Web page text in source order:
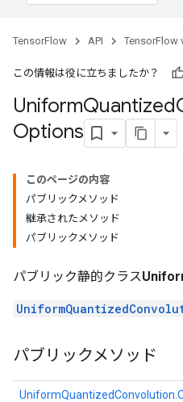
TensorFlow API TensorFlow
この情報は役に立ちましたか？
UniformQuantized
Options
このページの内容
パブリックメソッド
継承されたメソッド
パブリックメソッド
パブリック静的クラス
パブリックメソッド